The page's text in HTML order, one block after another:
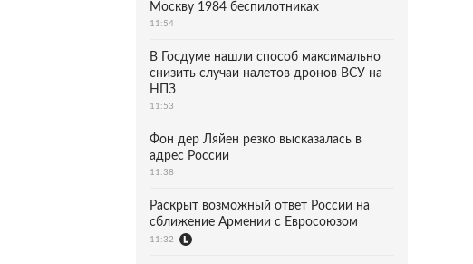
Москву 1984 беспилотниках
11:54
В Госдуме нашли способ максимально
снизить случаи налетов дронов ВСУ на
НПЗ
11:53
Фон дер Ляйен резко высказалась в
адрес России
11:38
Раскрыт возможный ответ России на
сближение Армении с Евросоюзом
11:32